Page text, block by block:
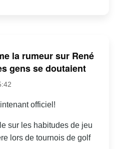
la rumeur sur René
gens se doutaient
officiel!
sur les habitudes de jeu
lors de tournois de golf